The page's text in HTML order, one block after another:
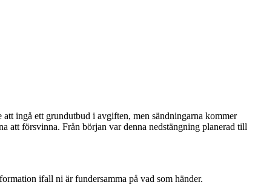
ingå ett grundutbud i avgiften, men sändningarna kommer
att försvinna. Från början var denna nedstängning planerad till
ifall ni är fundersamma på vad som händer.